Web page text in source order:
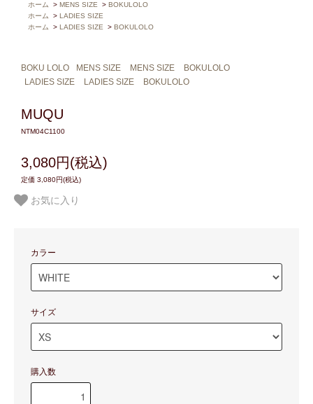
ホーム
> MENS SIZE > BOKULOLO
ホーム
> LADIES SIZE
ホーム
> LADIES SIZE > BOKULOLO
BOKU LOLO MENS SIZE MENS SIZE
BOKULOLO
LADIES SIZE
LADIES SIZE BOKULOLO
MUQU
NTM04C1100
3,080円(税込)
定価 3,080円(税込)
お気に入り
カラー
サイズ
購入数